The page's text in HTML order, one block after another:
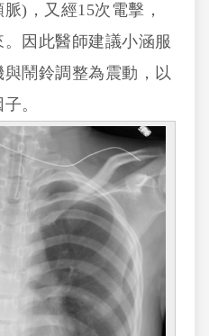
)，又經15次電擊，
因此醫師建議小涵服
鬧鈴調整為震動，以
。